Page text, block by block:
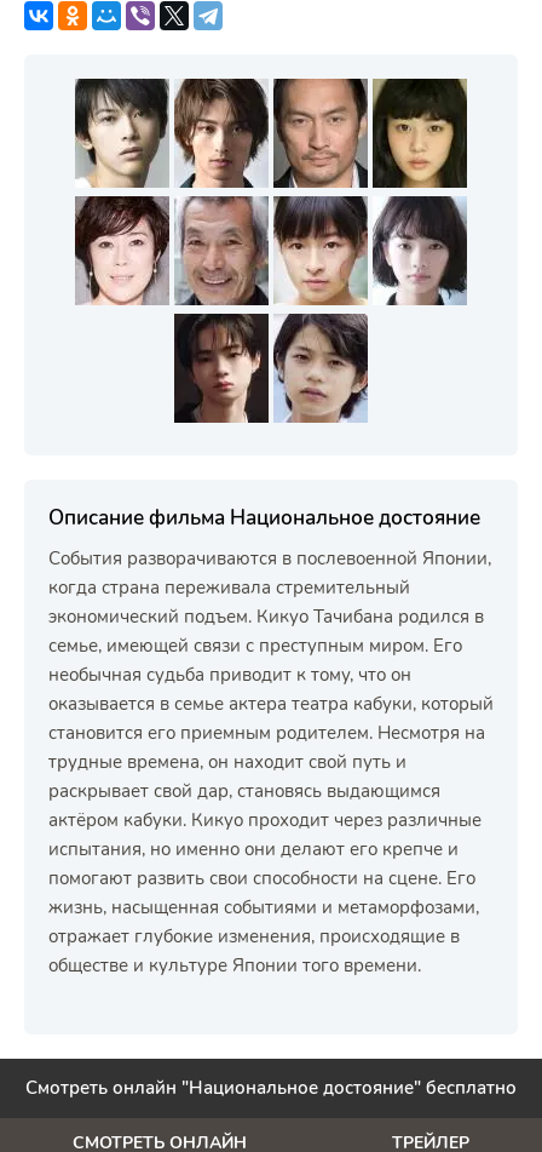
Описание фильма Национальное достояние
События разворачиваются в послевоенной Японии,
когда страна переживала стремительный
экономический подъем. Кикуо Тачибана родился в
семье, имеющей связи с преступным миром. Его
необычная судьба приводит к тому, что он
оказывается в семье актера театра кабуки, который
становится его приемным родителем. Несмотря на
трудные времена, он находит свой путь и
раскрывает свой дар, становясь выдающимся
актёром кабуки. Кикуо проходит через различные
испытания, но именно они делают его крепче и
помогают развить свои способности на сцене. Его
жизнь, насыщенная событиями и метаморфозами,
отражает глубокие изменения, происходящие в
обществе и культуре Японии того времени.
Смотреть онлайн "Национальное достояние" бесплатно
СМОТРЕТЬ ОНЛАЙН ТРЕЙЛЕР